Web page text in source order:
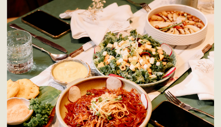
Sự linh hoạt trong menu giúp quán chay Vị Lai
đáp ứng nhiều nhu cầu khác nhau, từ bữa cơm
giản dị đến tiệc chay sang trọng.